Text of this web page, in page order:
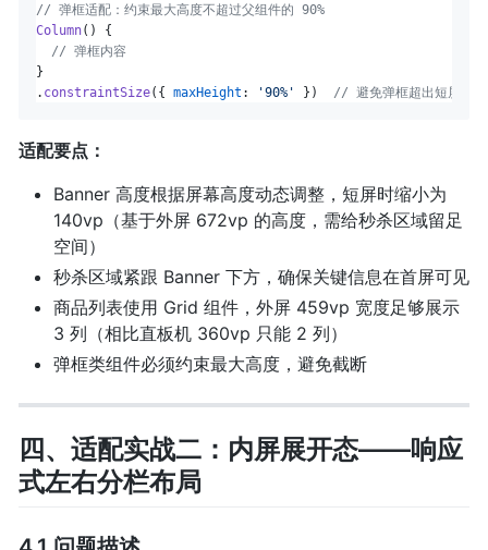
// 弹框适配：约束最大高度不超过父组件的 90%
Column() {
// 弹框内容
}
. constraintSize({ maxHeight : '90%' }) // 避免弹框超出短屏可视
适配要点：
Banner 高度根据屏幕高度动态调整，短屏时缩小为
140vp（基于外屏 672vp 的高度，需给秒杀区域留足
空间）
秒杀区域紧跟 Banner 下方，确保关键信息在首屏可见
商品列表使用 Grid 组件，外屏 459vp 宽度足够展示
3 列（相比直板机 360vp 只能 2 列）
弹框类组件必须约束最大高度，避免截断
四、适配实战二：内屏展开态——响应
式左右分栏布局